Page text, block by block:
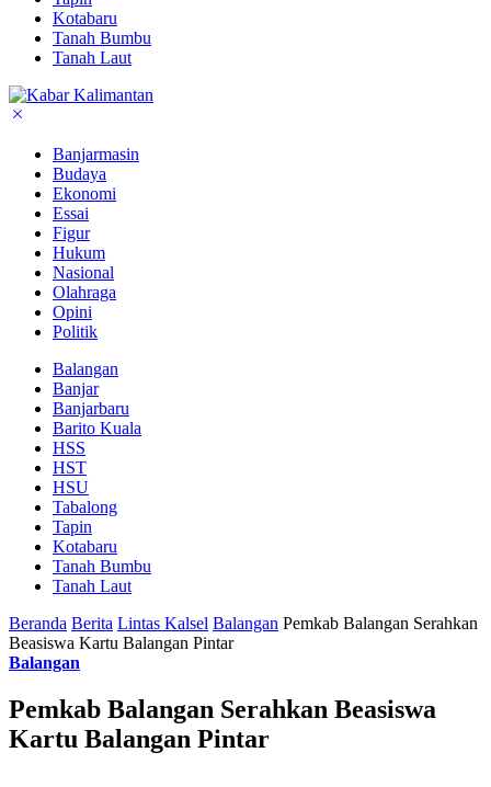
Kotabaru
Tanah Bumbu
Tanah Laut
Banjarmasin
Budaya
Ekonomi
Essai
Figur
Hukum
Nasional
Olahraga
Opini
Politik
Balangan
Banjar
Banjarbaru
Barito Kuala
HSS
HST
HSU
Tabalong
Tapin
Kotabaru
Tanah Bumbu
Tanah Laut
Beranda Berita Lintas Kalsel Balangan Pemkab Balangan Serahkan
Beasiswa Kartu Balangan Pintar
Balangan
Pemkab Balangan Serahkan Beasiswa
Kartu Balangan Pintar